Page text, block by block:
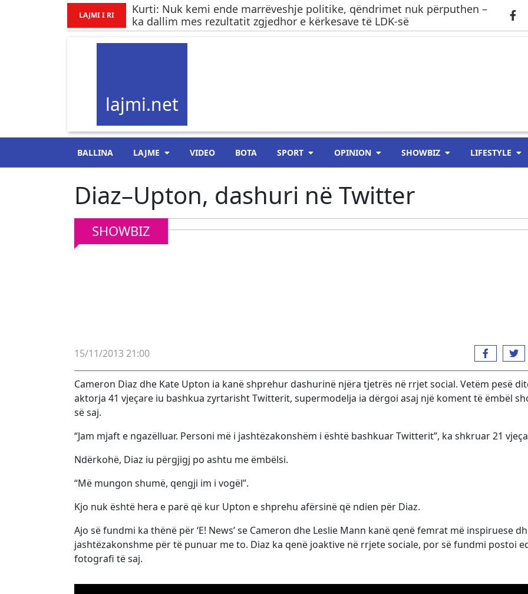
LAJMI I RI
Kurti: Nuk kemi ende marrëveshje politike, qëndrimet nuk përputhen –
ka dallim mes rezultatit zgjedhor e kërkesave të LDK-së
lajmi.net
BALLINA LAJME VIDEO BOTA SPORT OPINION SHOWBIZ LIFESTYLE
Diaz–Upton, dashuri në Twitter
SHOWBIZ
15/11/2013 21:00
Cameron Diaz dhe Kate Upton ia kanë shprehur dashurinë njëra tjetrës në rrjet social. Vetëm pesë
aktorja 41 vjeçare iu bashkua zyrtarisht Twitterit, supermodelja ia dërgoi asaj një koment të ëmbël
së saj.
“Jam mjaft e ngazëlluar. Personi më i jashtëzakonshëm i është bashkuar Twitterit”, ka shkruar 21
Ndërkohë, Diaz iu përgjigj po ashtu me ëmbëlsi.
“Më mungon shumë, qengji im i vogël”.
Kjo nuk është hera e parë që kur Upton e shprehu afërsinë që ndien për Diaz.
Ajo së fundmi ka thënë për ‘E! News’ se Cameron dhe Leslie Mann kanë qenë femrat më inspiruese
jashtëzakonshme për të punuar me to. Diaz ka qenë joaktive në rrjete sociale, por së fundmi postoi
fotografi të saj.